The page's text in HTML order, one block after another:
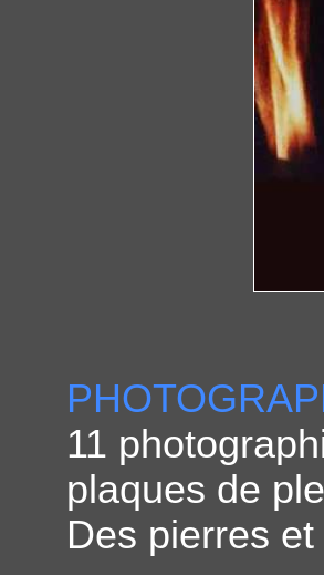
11
plaques de
Des pierres